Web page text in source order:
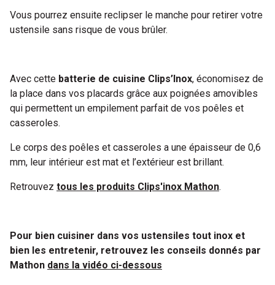
Vous pourrez ensuite reclipser le manche pour retirer votre
ustensile sans risque de vous brûler.
Avec cette batterie de cuisine Clips’Inox, économisez de
la place dans vos placards grâce aux poignées amovibles
qui permettent un empilement parfait de vos poêles et
casseroles.
Le corps des poêles et casseroles a une épaisseur de 0,6
mm, leur intérieur est mat et l’extérieur est brillant.
Retrouvez tous les produits Clips'inox Mathon.
Pour bien cuisiner dans vos ustensiles tout inox et
bien les entretenir, retrouvez les conseils donnés par
Mathon dans la vidéo ci-dessous